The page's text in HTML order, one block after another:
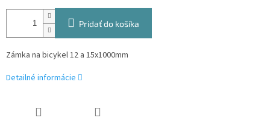
Pridať do košíka
Zámka na bicykel 12 a 15x1000mm
Detailné informácie